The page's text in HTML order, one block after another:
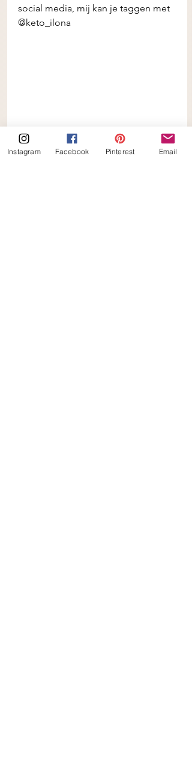
social media, mij kan je taggen met
@keto_ilona
Instagram Facebook Pinterest Email